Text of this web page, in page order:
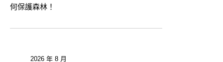
何保護森林！
2026 年 8 月